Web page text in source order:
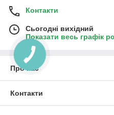
Контакти
Сьогодні вихідний
Показати весь графік
Про нас
Контакти
КНОПКА
ЗВ'ЯЗКУ